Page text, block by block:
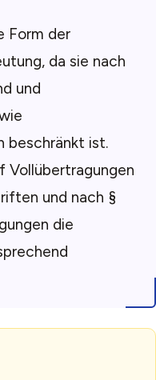
Form der
da sie nach
und
beschränkt ist.
Vollübertragungen
und nach §
die